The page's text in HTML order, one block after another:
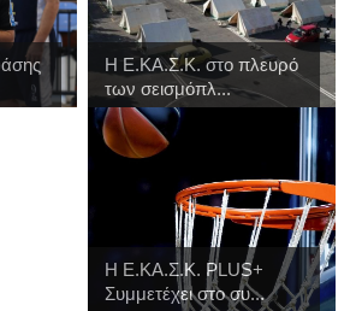
Η Ε.ΚΑ.Σ.Κ. στο πλευρό
των σεισμόπλ...
H Ε.ΚΑ.Σ.Κ. PLUS+
Συμμετέχει στο συ...